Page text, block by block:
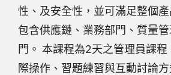
性、及安全性，並可滿足整個產
包含供應鏈、業務部門、質量
門。 本課程為2天之管理員課
際操作、習題練習與互動討論